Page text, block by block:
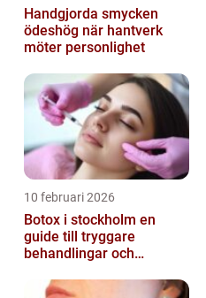
Handgjorda smycken
ödeshög när hantverk
möter personlighet
10 februari 2026
Botox i stockholm en
guide till tryggare
behandlingar och